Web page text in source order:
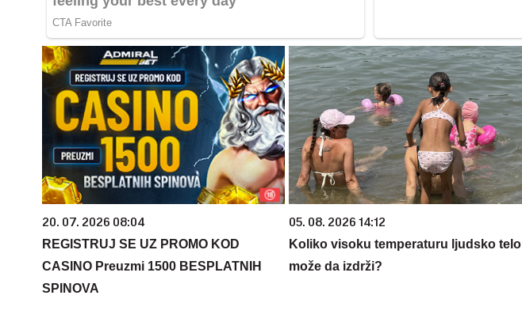
20. 07. 2026 08:04
REGISTRUJ SE UZ PROMO KOD
CASINO Preuzmi 1500 BESPLATNIH
SPINOVA
05. 08. 2026 14:12
Koliko visoku temperaturu ljudsko telo
može da izdrži?